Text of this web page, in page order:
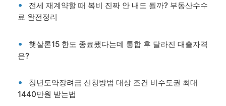
전세 재계약할 때 복비 진짜 안 내도 될까? 부동산수수
료 완전정리
햇살론15 한도 종료됐다는데 통합 후 달라진 대출자격
은?
청년도약장려금 신청방법 대상 조건 비수도권 최대
1440만원 받는법